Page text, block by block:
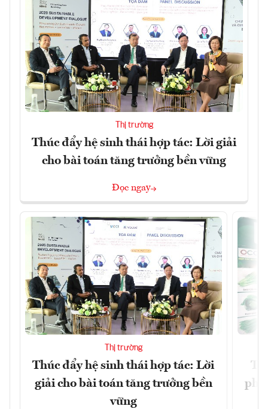
Thị trường
Thúc đẩy hệ sinh thái hợp tác: Lời giải
cho bài toán tăng trưởng bền vững
Đọc ngay
Thị trường
Thúc đẩy hệ sinh thái hợp tác: Lời
giải cho bài toán tăng trưởng bền
vững